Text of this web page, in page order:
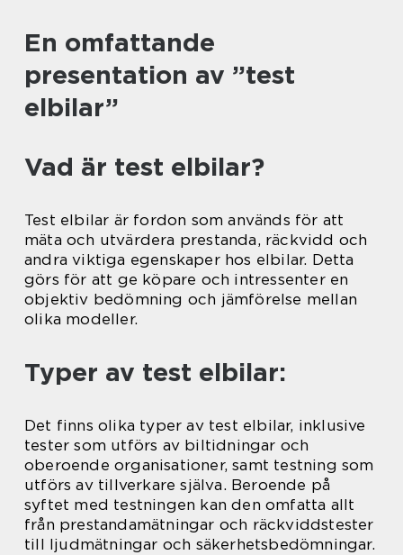
En omfattande
presentation av ”test
elbilar”
Vad är test elbilar?
Test elbilar är fordon som används för att
mäta och utvärdera prestanda, räckvidd och
andra viktiga egenskaper hos elbilar. Detta
görs för att ge köpare och intressenter en
objektiv bedömning och jämförelse mellan
olika modeller.
Typer av test elbilar:
Det finns olika typer av test elbilar, inklusive
tester som utförs av biltidningar och
oberoende organisationer, samt testning som
utförs av tillverkare själva. Beroende på
syftet med testningen kan den omfatta allt
från prestandamätningar och räckviddstester
till ljudmätningar och säkerhetsbedömningar.